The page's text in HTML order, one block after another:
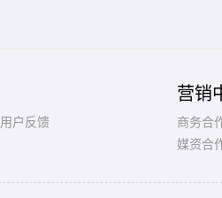
用户反馈
营销
商务合
媒资合